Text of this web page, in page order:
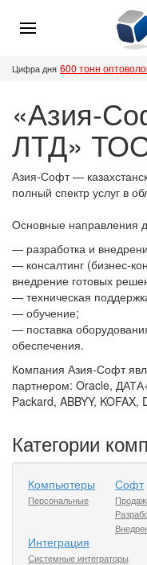
Цифра дня 600 тонн
«Азия-
ЛТД»
Азия-Софт —
полный спектр услуг в
Основные направления
— разработка и
— консалтинг (бизнес-
внедрение готовых
— техническая
— обучение;
— поставка
обеспечения.
Компания Азия-Софт
партнером: Oracle,
Packard, ABBYY,
Категории
Компьютеры
Персональные
Софт
Интеграция
Системные интеграторы